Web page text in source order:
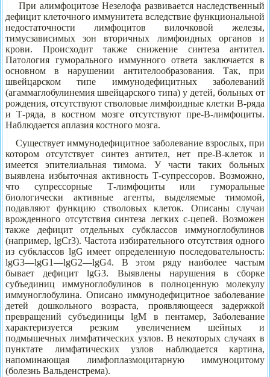
При алимфоцитозе Незелофа развивается наследственный
дефицит клеточного иммунитета вследствие функциональной
недостаточности лимфоцитов вилочковой железы,
тимусзависимых зон вторичных лимфоидных органов и
крови. Происходит также снижение синтеза антител.
Патология гуморального иммунного ответа заключается в
основном в нарушении антителообразования. Так, при
швейцарском типе иммунодефицитных заболеваний
(агаммаглобулинемия швейцарского типа) у детей, больных от
рождения, отсутствуют стволовые лимфоидные клетки В-ряда
и Т-ряда, в костном мозге отсутствуют пре-В-лимфоциты.
Наблюдается аплазия костного мозга.
Существует иммунодефицитное заболевание взрослых, при
котором отсутствует синтез антител, нет пре-В-клеток и
имеется эпителиальная тимома. У части таких больных
выявлена избыточная активность Т-супрессоров. Возможно,
что супрессорные Т-лимфоциты или гуморальные
биологически активные агенты, выделяемые тимомой,
подавляют функцию стволовых клеток. Описаны случаи
врожденного отсутствия синтеза легкихc-цепей. Возможен
также дефицит отдельных субклассов иммуноглобулинов
(например, lgCr3). Частота избирательного отсутствия одного
из субклассов lgG имеет определенную последовательность:
lgG3—lgG1—lgG2—lgG4. В этом ряду наиболее частым
бывает дефицит lgG3. Выявлены нарушения в сборке
субъединиц иммуноглобулинов в полноценную молекулу
иммуноглобулина. Описано иммунодефицитное заболевание
детей дошкольного возраста, проявляющееся задержкой
превращений субъединицы lgM в пентамер, Заболевание
характеризуется резким увеличением шейных и
подмышечных лимфатических узлов. В некоторых случаях в
пунктате лимфатических узлов наблюдается картина,
напоминающая лимфоплазмоцитарную иммуноцитому
(болезнь Вальденстрема).